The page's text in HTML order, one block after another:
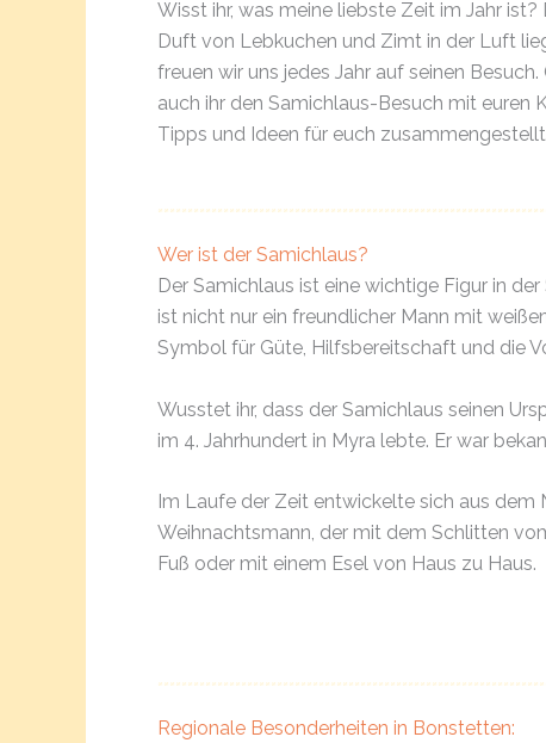
Wisst ihr, was meine liebste Zeit im Jahr
Duft von Lebkuchen und Zimt in der Luft
freuen wir uns jedes Jahr auf seinen
auch ihr den Samichlaus-Besuch mit euren
Tipps und Ideen für euch
Wer ist der Samichlaus?
Der Samichlaus ist eine wichtige Figur in
ist nicht nur ein freundlicher Mann mit
Symbol für Güte, Hilfsbereitschaft und die
Wusstet ihr, dass der Samichlaus seinen
im 4. Jahrhundert in Myra lebte. Er war
Im Laufe der Zeit entwickelte sich aus dem
Weihnachtsmann, der mit dem Schlitten
Fuß oder mit einem Esel von Haus zu Haus.
Regionale Besonderheiten in Bonstetten: